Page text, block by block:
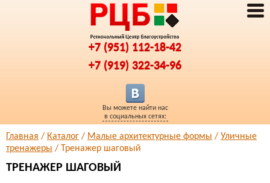
+7 (951) 112-18-42
+7 (919) 322-34-96
Вы можете найти нас
в социальных сетях:
Главная / Каталог / Малые архитектурные формы / Уличные
тренажеры / Тренажер шаговый
ТРЕНАЖЕР ШАГОВЫЙ